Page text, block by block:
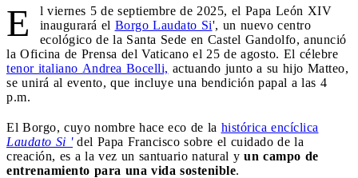
E
l viernes 5 de septiembre de 2025, el Papa León XIV
inaugurará el Borgo Laudato Si', un nuevo centro
ecológico de la Santa Sede en Castel Gandolfo, anunció
la Oficina de Prensa del Vaticano el 25 de agosto. El célebre
tenor italiano Andrea Bocelli, actuando junto a su hijo Matteo,
se unirá al evento, que incluye una bendición papal a las 4
p.m.
El Borgo, cuyo nombre hace eco de la histórica encíclica
Laudato Si 'del Papa Francisco sobre el cuidado de la
creación, es a la vez un santuario natural y un campo de
entrenamiento para una vida sostenible.